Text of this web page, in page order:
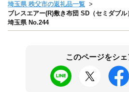
埼玉県 秩父市の返礼品一覧
ブレスエアー(R)敷き布団 SD（セミダブ
埼玉県 No.244
このページをシ